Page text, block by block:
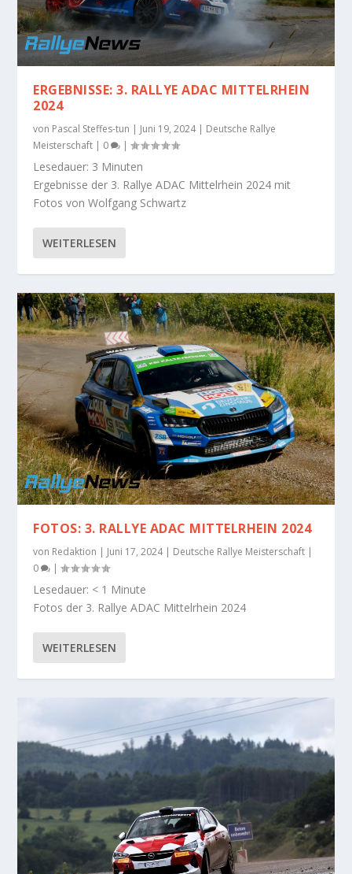
ERGEBNISSE: 3. RALLYE ADAC MITTELRHEIN
2024
von Pascal Steffes-tun | Juni 19, 2024| Deutsche Rallye
Meisterschaft | 0 |
Lesedauer: 3 Minuten
Ergebnisse der 3. Rallye ADAC Mittelrhein 2024 mit
Fotos von Wolfgang Schwartz
WEITERLESEN
FOTOS: 3. RALLYE ADAC MITTELRHEIN 2024
von Redaktion | Juni 17, 2024| Deutsche Rallye Meisterschaft |
0
|
Lesedauer: < 1 Minute
Fotos der 3. Rallye ADAC Mittelrhein 2024
WEITERLESEN